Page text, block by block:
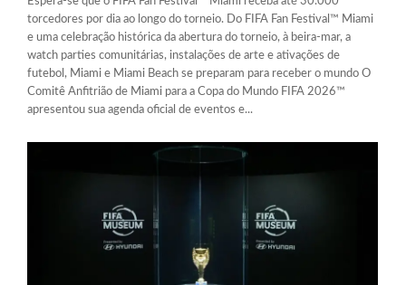
torcedores por dia ao longo do torneio. Do FIFA Fan Festival™ Miami
e uma celebração histórica da abertura do torneio, à beira-mar, a
watch parties comunitárias, instalações de arte e ativações de
futebol, Miami e Miami Beach se preparam para receber o mundo O
Comitê Anfitrião de Miami para a Copa do Mundo FIFA 2026™
apresentou sua agenda oficial de eventos e...